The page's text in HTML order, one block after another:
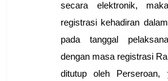
secara elektronik,
registrasi kehadiran
pada tanggal
dengan masa registrasi
ditutup oleh Perseroan,